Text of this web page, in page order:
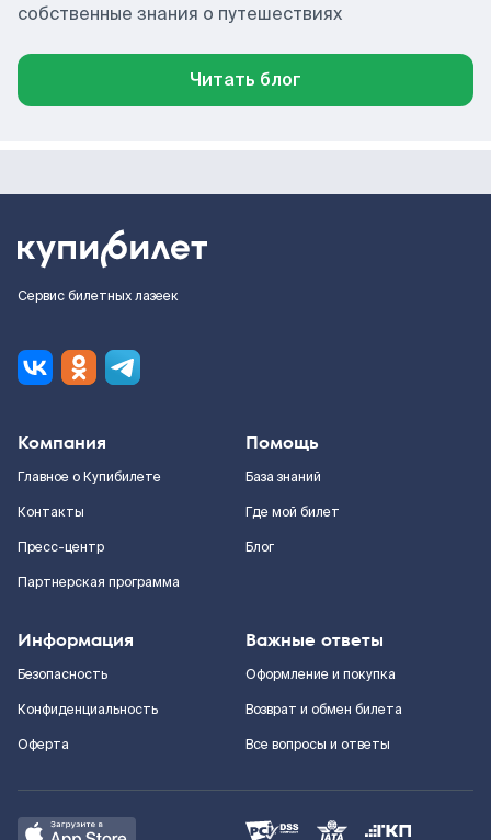
собственные знания о путешествиях
Читать блог
Сервис билетных лазеек
Компания
Главное о Купибилете
Контакты
Пресс-центр
Партнерская программа
Помощь
База знаний
Где мой билет
Блог
Информация
Безопасность
Конфиденциальность
Оферта
Важные ответы
Оформление и покупка
Возврат и обмен билета
Все вопросы и ответы